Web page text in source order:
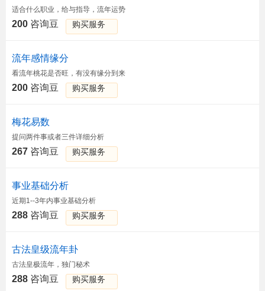
适合什么职业，给与指导，流年运势
200 咨询豆 购买服务
流年感情缘分
看流年桃花是否旺，有没有缘分到来
200 咨询豆 购买服务
梅花易数
提问两件事或者三件详细分析
267 咨询豆 购买服务
事业基础分析
近期1--3年内事业基础分析
288 咨询豆 购买服务
古法皇级流年卦
古法皇极流年，独门秘术
288 咨询豆 购买服务